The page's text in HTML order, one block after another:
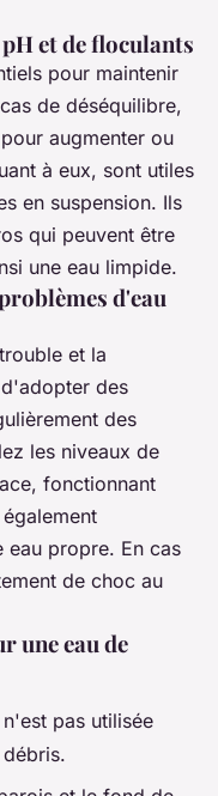
et de floculants
pour maintenir
de déséquilibre,
augmenter ou
à eux, sont utiles
en suspension. Ils
qui peuvent être
une eau limpide.
d'eau
et la
des
des
les niveaux de
fonctionnant
eau propre. En cas
de choc au
une eau de
pas utilisée